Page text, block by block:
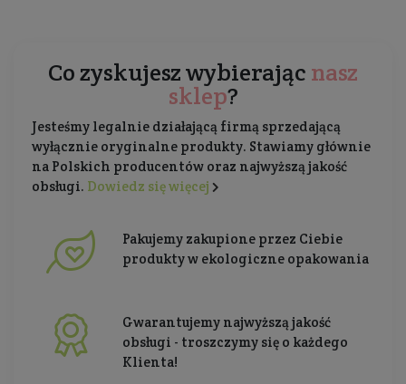
Co zyskujesz wybierając nasz
sklep?
Jesteśmy legalnie działającą firmą sprzedającą
wyłącznie oryginalne produkty. Stawiamy głównie
na Polskich producentów oraz najwyższą jakość
obsługi. Dowiedz się więcej
Pakujemy zakupione przez Ciebie
produkty w ekologiczne opakowania
Gwarantujemy najwyższą jakość
obsługi - troszczymy się o każdego
Klienta!